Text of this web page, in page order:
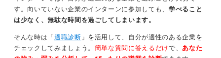
企業で働くことは卒業後もできるのですが、サークル活
動や大学の授業は大学時代しかできないということもあ
インターンの目的や位置づけを決めて選んでいこう
す。向いていない企業のインターンに参加しても、 学べること
は少なく、無駄な時間を過ごしてしまいます。
そんな時は「 適職診断 」を活用して、自分が適性のある企業を
チェックしてみましょう。 簡単な質問に答えるだけで、あなた